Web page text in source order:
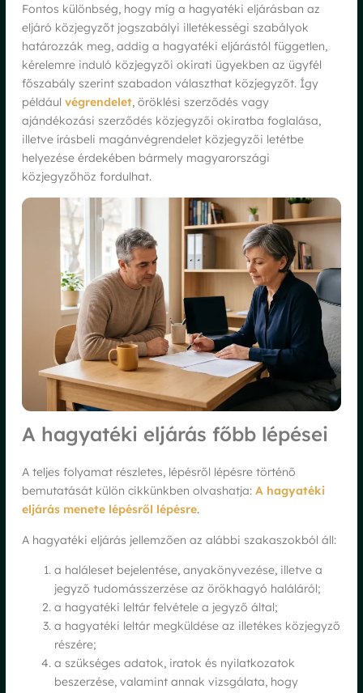
Fontos különbség, hogy míg a hagyatéki eljárásban az
eljáró közjegyzőt jogszabályi illetékességi szabályok
határozzák meg, addig a hagyatéki eljárástól független,
kérelemre induló közjegyzői okirati ügyekben az ügyfél
főszabály szerint szabadon választhat közjegyzőt. Így
például végrendelet, öröklési szerződés vagy
ajándékozási szerződés közjegyzői okiratba foglalása,
illetve írásbeli magánvégrendelet közjegyzői letétbe
helyezése érdekében bármely magyarországi
közjegyzőhöz fordulhat.
A hagyatéki eljárás főbb lépései
A teljes folyamat részletes, lépésről lépésre történő
bemutatását külön cikkünkben olvashatja: A hagyatéki
eljárás menete lépésről lépésre.
A hagyatéki eljárás jellemzően az alábbi szakaszokból áll:
a haláleset bejelentése, anyakönyvezése, illetve a
jegyző tudomásszerzése az örökhagyó haláláról;
a hagyatéki leltár felvétele a jegyző által;
a hagyatéki leltár megküldése az illetékes közjegyző
részére;
a szükséges adatok, iratok és nyilatkozatok
beszerzése, valamint annak vizsgálata, hogy